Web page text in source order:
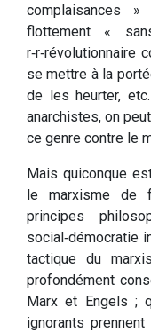
complaisances
flottement «
r‑r‑révolutionnaire
se mettre à la
de les heurter,
anar­chistes, on
ce genre contre le
Mais quiconque
le marxisme de
principes
social‑démocratie
tactique du
profondément
Marx et Engels ;
ignorants